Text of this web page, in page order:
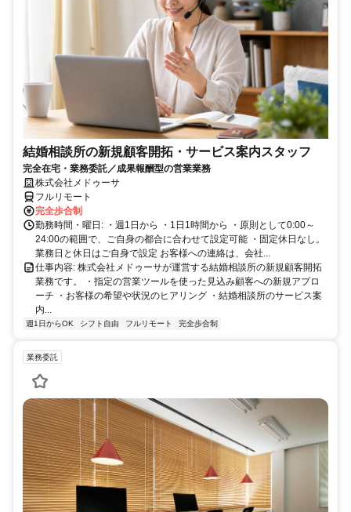
結婚相談所の新規顧客開拓・サービス案内スタッフ
完全在宅・業務委託／成果報酬型の営業業務
株式会社メドゥーサ
フルリモート
完全歩合制
勤務時間・曜日: ・週1日から ・1日1時間から ・原則として0:00～
24:00の範囲で、ご自身の都合に合わせて設定可能 ・固定休日なし。
業務日と休日はご自身で設定 お客様への連絡は、会社...
仕事内容: 株式会社メドゥーサが運営する結婚相談所の新規顧客開拓
業務です。 ・指定の営業ツールを使った見込み顧客への新規アプロ
ーチ ・お客様の希望や状況のヒアリング ・結婚相談所のサービス案
内...
週1日からOK シフト自由 フルリモート 完全歩合制
業務委託